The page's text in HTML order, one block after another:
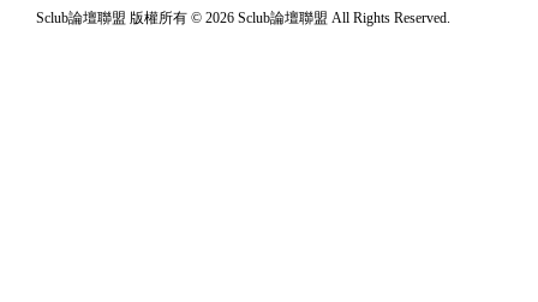
Sclub論壇聯盟 版權所有 © 2026 Sclub論壇聯盟 All Rights Reserved.